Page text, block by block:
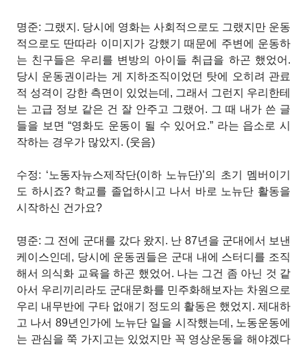
명준: 그랬지. 당시에 영화는 사회적으로도 그랬지만 운동
적으로도 딴따라 이미지가 강했기 때문에 주변에 운동하
는 친구들은 우리를 변방의 아이들 취급을 하곤 했었어.
당시 운동권이라는 게 지하조직이었던 탓에 오히려 관료
적 성격이 강한 측면이 있었는데, 그래서 그런지 우리한테
는 고급 정보 같은 건 잘 안주고 그랬어. 그 때 내가 쓴 글
들을 보면 “영화도 운동이 될 수 있어요.” 라는 읍소로 시
작하는 경우가 많았지. (웃음)
수정: ‘노동자뉴스제작단(이하 노뉴단)’의 초기 멤버이기
도 하시죠? 학교를 졸업하시고 나서 바로 노뉴단 활동을
시작하신 건가요?
명준: 그 전에 군대를 갔다 왔지. 난 87년을 군대에서 보낸
케이스인데, 당시에 운동권들은 군대 내에 스터디를 조직
해서 의식화 교육을 하곤 했었어. 나는 그건 좀 아닌 것 같
아서 우리끼리라도 군대문화를 민주화해보자는 차원으로
우리 내무반에 구타 없애기 정도의 활동은 했었지. 제대하
고 나서 89년인가에 노뉴단 일을 시작했는데, 노동운동에
는 관심을 쭉 가지고는 있었지만 꼭 영상운동을 해야겠다